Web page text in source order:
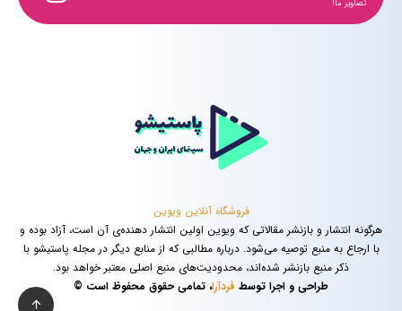
تصاویر ما!
فروشگاه آنلاین ویوین
هرگونه انتشار و بازنشر مقالاتی که ویوین اولین انتشار دهنده‌ی آن است، آزاد بوده و
با ارجاع به منبع توصیه می‌شود. درباره مطالبی که از منابع دیگر در مجله پاستیشو با
ذکر منبع بازنشر شده‌اند، محدودیت‌های منبع اصلی معتبر خواهد بود.
طراحی و اجرا توسط فردآرا، تمامی حقوق محفوظ است ©